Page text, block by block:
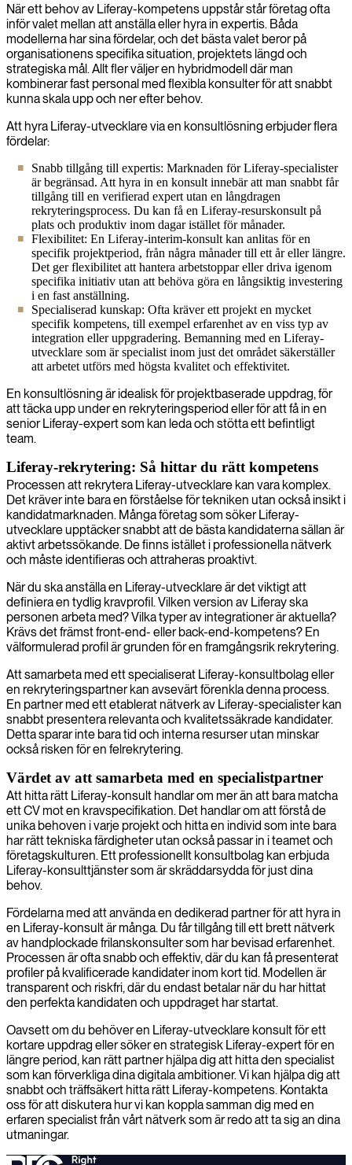
När ett behov av Liferay-kompetens uppstår står företag ofta
inför valet mellan att anställa eller hyra in expertis. Båda
modellerna har sina fördelar, och det bästa valet beror på
organisationens specifika situation, projektets längd och
strategiska mål. Allt fler väljer en hybridmodell där man
kombinerar fast personal med flexibla konsulter för att snabbt
kunna skala upp och ner efter behov.
Att hyra Liferay-utvecklare via en konsultlösning erbjuder flera
fördelar:
Snabb tillgång till expertis: Marknaden för Liferay-specialister
är begränsad. Att hyra in en konsult innebär att man snabbt får
tillgång till en verifierad expert utan en långdragen
rekryteringsprocess. Du kan få en Liferay-resurskonsult på
plats och produktiv inom dagar istället för månader.
Flexibilitet: En Liferay-interim-konsult kan anlitas för en
specifik projektperiod, från några månader till ett år eller längre.
Det ger flexibilitet att hantera arbetstoppar eller driva igenom
specifika initiativ utan att behöva göra en långsiktig investering
i en fast anställning.
Specialiserad kunskap: Ofta kräver ett projekt en mycket
specifik kompetens, till exempel erfarenhet av en viss typ av
integration eller uppgradering. Bemanning med en Liferay-
utvecklare som är specialist inom just det området säkerställer
att arbetet utförs med högsta kvalitet och effektivitet.
En konsultlösning är idealisk för projektbaserade uppdrag, för
att täcka upp under en rekryteringsperiod eller för att få in en
senior Liferay-expert som kan leda och stötta ett befintligt
team.
Liferay-rekrytering: Så hittar du rätt kompetens
Processen att rekrytera Liferay-utvecklare kan vara komplex.
Det kräver inte bara en förståelse för tekniken utan också insikt i
kandidatmarknaden. Många företag som söker Liferay-
utvecklare upptäcker snabbt att de bästa kandidaterna sällan är
aktivt arbetssökande. De finns istället i professionella nätverk
och måste identifieras och attraheras proaktivt.
När du ska anställa en Liferay-utvecklare är det viktigt att
definiera en tydlig kravprofil. Vilken version av Liferay ska
personen arbeta med? Vilka typer av integrationer är aktuella?
Krävs det främst front-end- eller back-end-kompetens? En
välformulerad profil är grunden för en framgångsrik rekrytering.
Att samarbeta med ett specialiserat Liferay-konsultbolag eller
en rekryteringspartner kan avsevärt förenkla denna process.
En partner med ett etablerat nätverk av Liferay-specialister kan
snabbt presentera relevanta och kvalitetssäkrade kandidater.
Detta sparar inte bara tid och interna resurser utan minskar
också risken för en felrekrytering.
Värdet av att samarbeta med en specialistpartner
Att hitta rätt Liferay-konsult handlar om mer än att bara matcha
ett CV mot en kravspecifikation. Det handlar om att förstå de
unika behoven i varje projekt och hitta en individ som inte bara
har rätt tekniska färdigheter utan också passar in i teamet och
företagskulturen. Ett professionellt konsultbolag kan erbjuda
Liferay-konsulttjänster som är skräddarsydda för just dina
behov.
Fördelarna med att använda en dedikerad partner för att hyra in
en Liferay-konsult är många. Du får tillgång till ett brett nätverk
av handplockade frilanskonsulter som har bevisad erfarenhet.
Processen är ofta snabb och effektiv, där du kan få presenterat
profiler på kvalificerade kandidater inom kort tid. Modellen är
transparent och riskfri, där du endast betalar när du har hittat
den perfekta kandidaten och uppdraget har startat.
Oavsett om du behöver en Liferay-utvecklare konsult för ett
kortare uppdrag eller söker en strategisk Liferay-expert för en
längre period, kan rätt partner hjälpa dig att hitta den specialist
som kan förverkliga dina digitala ambitioner. Vi kan hjälpa dig att
snabbt och träffsäkert hitta rätt Liferay-kompetens. Kontakta
oss för att diskutera hur vi kan koppla samman dig med en
erfaren specialist från vårt nätverk som är redo att ta sig an dina
utmaningar.